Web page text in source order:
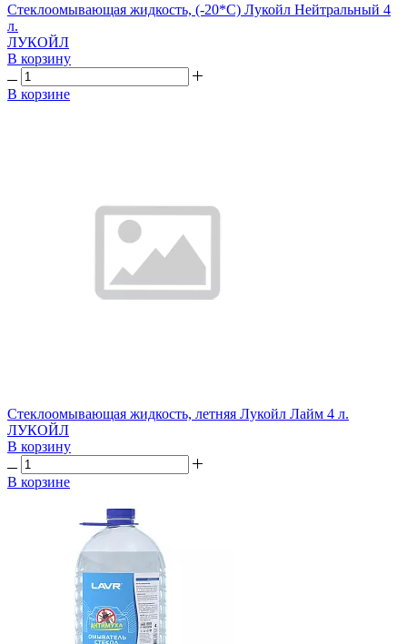
Стеклоомывающая жидкость, (-20*С) Лукойл Нейтральный 4
л.
ЛУКОЙЛ
В корзину
В корзине
Стеклоомывающая жидкость, летняя Лукойл Лайм 4 л.
ЛУКОЙЛ
В корзину
В корзине